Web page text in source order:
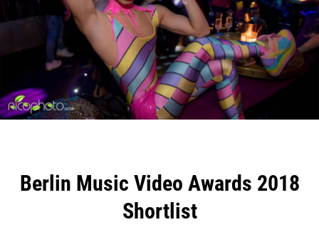
Berlin Music Video Awards 2018
Shortlist